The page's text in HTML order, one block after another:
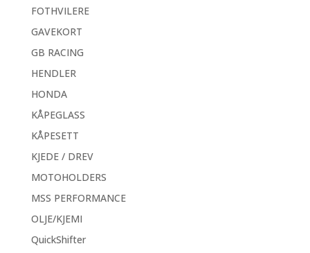
FOTHVILERE
GAVEKORT
GB RACING
HENDLER
HONDA
KÅPEGLASS
KÅPESETT
KJEDE / DREV
MOTOHOLDERS
MSS PERFORMANCE
OLJE/KJEMI
QuickShifter